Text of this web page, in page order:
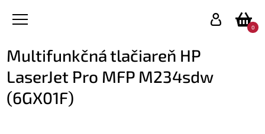
0
Multifunkčná tlačiareň HP
LaserJet Pro MFP M234sdw
(6GX01F)